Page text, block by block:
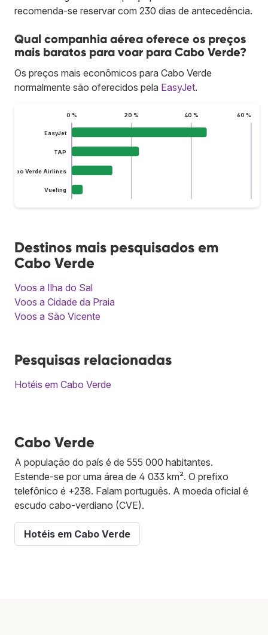
recomenda-se reservar com 230 dias de antecedência.
Qual companhia aérea oferece os preços
mais baratos para voar para Cabo Verde?
Os preços mais econômicos para Cabo Verde
normalmente são oferecidos pela EasyJet.
0 % 20 % 40 % 60 %
EasyJet
TAP
Cabo Verde Airlines
Vueling
Destinos mais pesquisados em
Cabo Verde
Voos a Ilha do Sal
Voos a Cidade da Praia
Voos a São Vicente
Pesquisas relacionadas
Hotéis em Cabo Verde
Cabo Verde
A população do país é de 555 000 habitantes.
Estende-se por uma área de 4 033 km². O prefixo
telefônico é +238. Falam português. A moeda oficial é
escudo cabo-verdiano (CVE).
Hotéis em Cabo Verde